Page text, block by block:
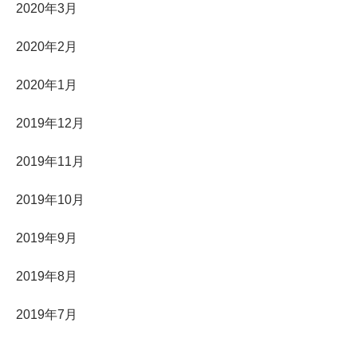
2020年3月
2020年2月
2020年1月
2019年12月
2019年11月
2019年10月
2019年9月
2019年8月
2019年7月